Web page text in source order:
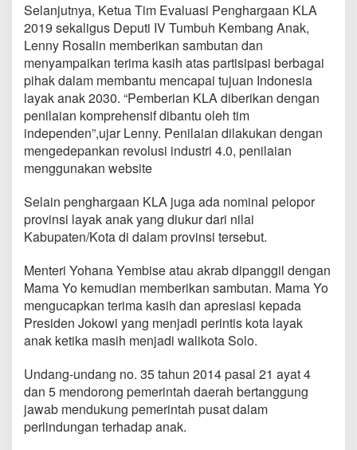
Selanjutnya, Ketua Tim Evaluasi Penghargaan KLA
2019 sekaligus Deputi IV Tumbuh Kembang Anak,
Lenny Rosalin memberikan sambutan dan
menyampaikan terima kasih atas partisipasi berbagai
pihak dalam membantu mencapai tujuan Indonesia
layak anak 2030. “Pemberian KLA diberikan dengan
penilaian komprehensif dibantu oleh tim
independen”,ujar Lenny. Penilaian dilakukan dengan
mengedepankan revolusi industri 4.0, penilaian
menggunakan website
Selain penghargaan KLA juga ada nominal pelopor
provinsi layak anak yang diukur dari nilai
Kabupaten/Kota di dalam provinsi tersebut.
Menteri Yohana Yembise atau akrab dipanggil dengan
Mama Yo kemudian memberikan sambutan. Mama Yo
mengucapkan terima kasih dan apresiasi kepada
Presiden Jokowi yang menjadi perintis kota layak
anak ketika masih menjadi walikota Solo.
Undang-undang no. 35 tahun 2014 pasal 21 ayat 4
dan 5 mendorong pemerintah daerah bertanggung
jawab mendukung pemerintah pusat dalam
perlindungan terhadap anak.